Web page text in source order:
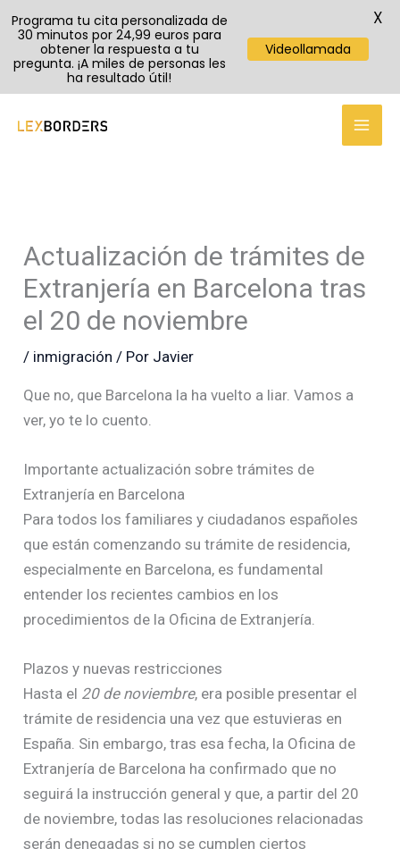
Actualización de trámites de
Extranjería en Barcelona tras
el 20 de noviembre
/ inmigración / Por Javier
Que no, que Barcelona la ha vuelto a liar. Vamos a
ver, yo te lo cuento.
Importante actualización sobre trámites de
Extranjería en Barcelona
Para todos los familiares y ciudadanos españoles
que están comenzando su trámite de residencia,
especialmente en Barcelona, es fundamental
entender los recientes cambios en los
procedimientos de la Oficina de Extranjería.
Plazos y nuevas restricciones
Hasta el 20 de noviembre, era posible presentar el
trámite de residencia una vez que estuvieras en
España. Sin embargo, tras esa fecha, la Oficina de
Extranjería de Barcelona ha confirmado que no
seguirá la instrucción general y que, a partir del 20
de noviembre, todas las resoluciones relacionadas
serán denegadas si no se cumplen ciertos
TikTok
Instagram
YouTube
Programa tu cita personalizada de
30 minutos por 24,99 euros para
obtener la respuesta a tu
pregunta. ¡A miles de personas les
ha resultado útil!
Videollamada
X